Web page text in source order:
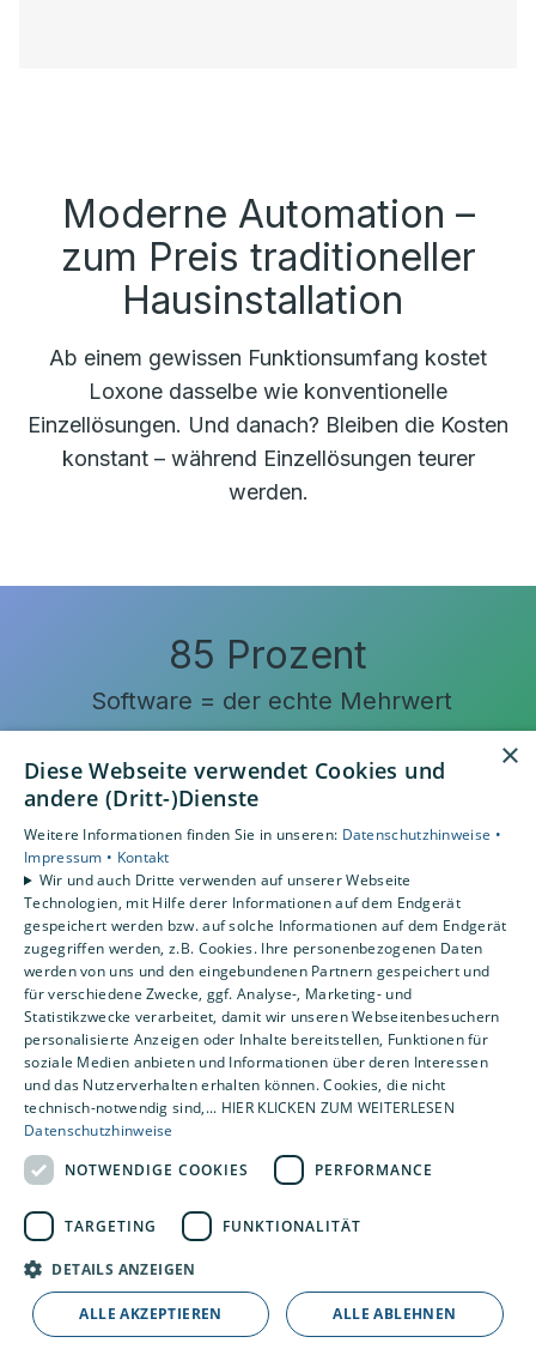
Moderne Automation –
zum Preis traditioneller
Hausinstallation
Ab einem gewissen Funktionsumfang kostet
Loxone dasselbe wie konventionelle
Einzellösungen. Und danach? Bleiben die Kosten
konstant – während Einzellösungen teurer
werden.
85 Prozent
Software = der echte Mehrwert
Projekte weltweit realisiert
kostenlos
Updates & neue Features
×
Diese Webseite verwendet Cookies und
andere (Dritt-)Dienste
Weitere Informationen finden Sie in unseren: Datenschutzhinweise •
Impressum • Kontakt
Wir und auch Dritte verwenden auf unserer Webseite
Technologien, mit Hilfe derer Informationen auf dem Endgerät
gespeichert werden bzw. auf solche Informationen auf dem Endgerät
zugegriffen werden, z.B. Cookies. Ihre personenbezogenen Daten
werden von uns und den eingebundenen Partnern gespeichert und
für verschiedene Zwecke, ggf. Analyse-, Marketing- und
Statistikzwecke verarbeitet, damit wir unseren Webseitenbesuchern
personalisierte Anzeigen oder Inhalte bereitstellen, Funktionen für
soziale Medien anbieten und Informationen über deren Interessen
und das Nutzerverhalten erhalten können. Cookies, die nicht
technisch-notwendig sind,... HIER KLICKEN ZUM WEITERLESEN
Datenschutzhinweise
NOTWENDIGE COOKIES
PERFORMANCE
TARGETING FUNKTIONALITÄT
DETAILS ANZEIGEN
ALLE AKZEPTIEREN ALLE ABLEHNEN